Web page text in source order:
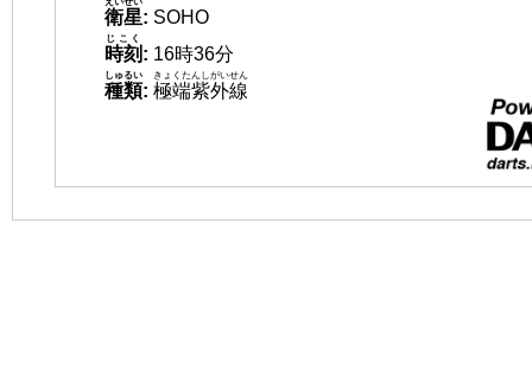
衛星: SOHO
時刻
じこく
: 16時36分
種類
しゅるい
: 極端紫外線
きょくたんしがいせん